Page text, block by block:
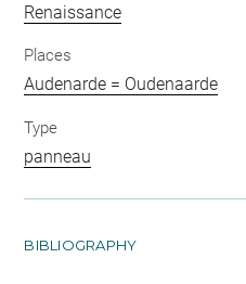
Renaissance
Places
Audenarde = Oudenaarde
Type
panneau
BIBLIOGRAPHY